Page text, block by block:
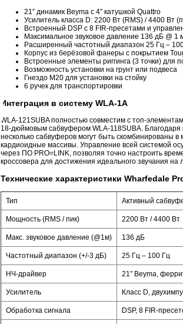
21″ динамик Beyma с 4″ катушкой Quattro
Усилитель класса D: 2200 Вт (RMS) / 4400 Вт
Встроенный DSP с 8 FIR-пресетами и
Максимальное звуковое давление 136 дБ @ 1
Расширенный частотный диапазон 25 Гц –
Корпус из берёзовой фанеры с покрытием
Встроенные элементы риггинга (3 точки) для
Возможность установки на грунт или подвеса
Гнездо M20 для установки на стойку
6 ручек для транспортировки
Интеграция в систему WLA-1A
WLA-121SUBA полностью совместим с топ-
18-дюймовым сабвуфером WLA-118SUBA. Благодаря
несколько сабвуферов могут быть скомбинированы
кардиоидные массивы. Управление всей системой
через ПО PRO=LINK, позволяя точно настроить
кроссовера для достижения идеального звучания
Технические характеристики Wharfedale
Тип Активный
Мощность (RMS / пик) 2200 Вт / 4400 Вт
Макс. звуковое давление (@1м) 136 дБ
Частотный диапазон (+/-3 дБ) 25 Гц – 100 Гц
НЧ-драйвер 21″ Beyma,
Усилитель Класс D,
Обработка сигнала DSP, 8 FIR-